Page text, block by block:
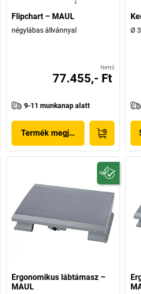
Flipchart – MAUL
négylábas állvánnyal
Nettó
77.455,- Ft
9-11 munkanap alatt
Termék megjelenítése
Ø
Ergonomikus lábtámasz –
MAUL